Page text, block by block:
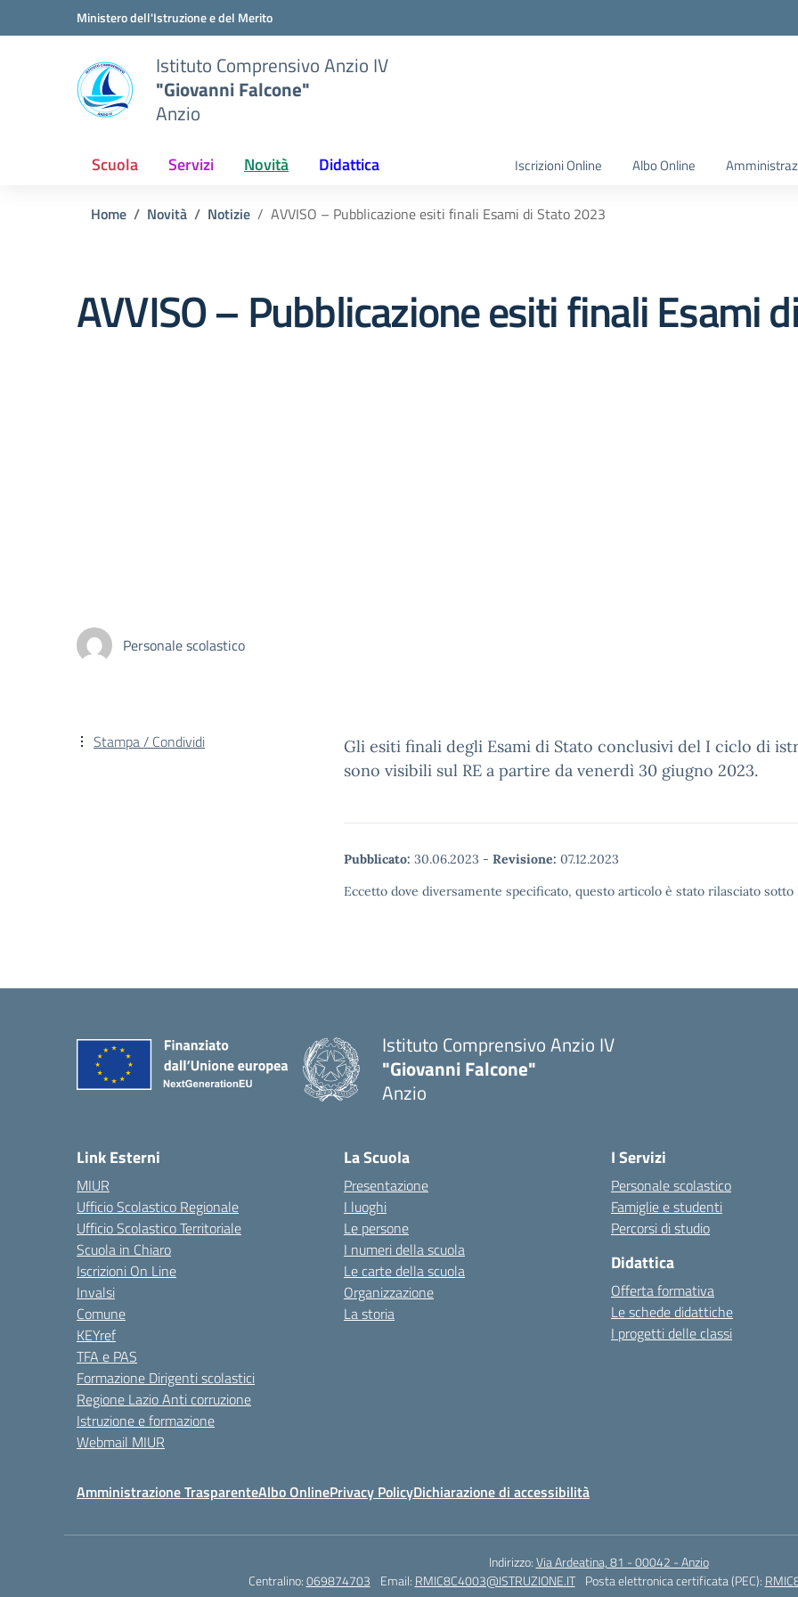
Vai ai contenuti
Vai al menu di navigazioneMinistero dell'Istruzione e del Merito
Istituto Comprensivo Anzio IV
"Giovanni Falcone"
Anzio
Scuola Servizi Novità Didattica Iscrizioni Online Albo Online
Home Novità Notizie AVVISO – Pubblicazione esiti finali Esami di Stato 2023
AVVISO – Pubblicazione esiti finali Esami
Personale scolastico
Gli esiti finali degli Esami di Stato conclusivi del I ciclo di
sono visibili sul RE a partire da venerdì 30 giugno 2023.
Pubblicato: 30.06.2023 - Revisione: 07.12.2023
Eccetto dove diversamente specificato, questo articolo è stato rilasciato
Stampa / Condividi
Istituto Comprensivo Anzio IV
"Giovanni Falcone"
Anzio
Link Esterni
MIUR
Ufficio Scolastico Regionale
Ufficio Scolastico Territoriale
Scuola in Chiaro
Iscrizioni On Line
Invalsi
Comune
KEYref
TFA e PAS
Formazione Dirigenti scolastici
Regione Lazio Anti corruzione
Istruzione e formazione
Webmail MIUR
La Scuola
Presentazione
I luoghi
Le persone
I numeri della scuola
Le carte della scuola
Organizzazione
La storia
I Servizi
Personale scolastico
Famiglie e studenti
Percorsi di studio
Didattica
Offerta formativa
Le schede didattiche
I progetti delle classi
Amministrazione TrasparenteAlbo OnlinePrivacy PolicyDichiarazione di accessibilità
Indirizzo:Via Ardeatina, 81 - 00042 - Anzio
Centralino:069874703 Email: RMIC8C4003@ISTRUZIONE.IT Posta elettronica certificata (PEC):